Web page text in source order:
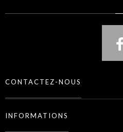
CONTACTEZ-NOUS
INFORMATIONS